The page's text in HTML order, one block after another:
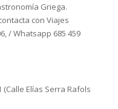
Griega.
con Viajes
/ Whatsapp 685 459
(Calle Elías Serra Rafols